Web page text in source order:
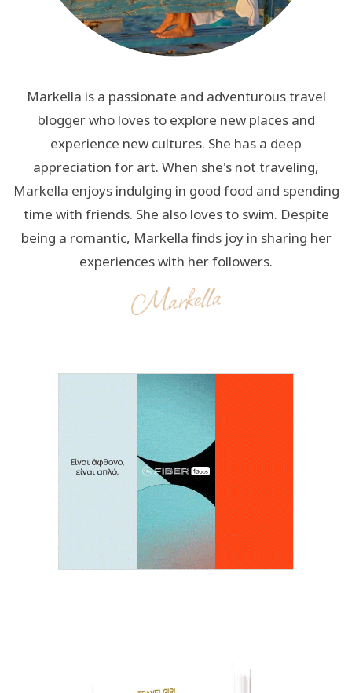
Markella is a passionate and adventurous travel
blogger who loves to explore new places and
experience new cultures. She has a deep
appreciation for art. When she's not traveling,
Markella enjoys indulging in good food and spending
time with friends. She also loves to swim. Despite
being a romantic, Markella finds joy in sharing her
experiences with her followers.